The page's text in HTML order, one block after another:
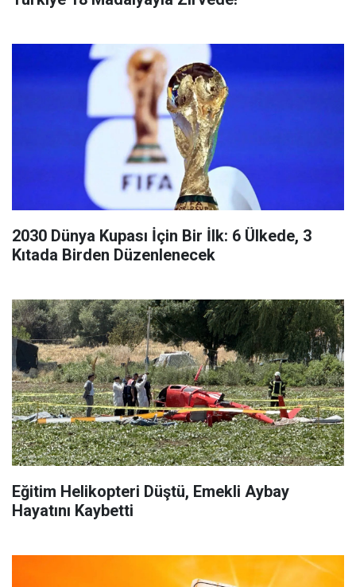
2030 Dünya Kupası İçin Bir İlk: 6 Ülkede, 3
Kıtada Birden Düzenlenecek
Eğitim Helikopteri Düştü, Emekli Aybay
Hayatını Kaybetti